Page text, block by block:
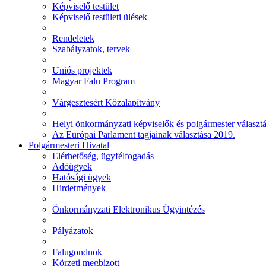
Képviselő testület
Képviselő testületi ülések
Rendeletek
Szabályzatok, tervek
Uniós projektek
Magyar Falu Program
Várgesztesért Közalapítvány
Helyi önkormányzati képviselők és polgármester
Az Európai Parlament tagjainak választása 2019.
Polgármesteri Hivatal
Elérhetőség, ügyfélfogadás
Adóügyek
Hatósági ügyek
Hirdetmények
Önkormányzati Elektronikus Ügyintézés
Pályázatok
Falugondnok
Körzeti megbízott